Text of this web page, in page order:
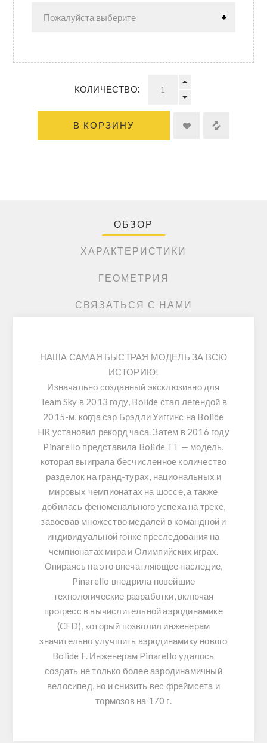
КОЛИЧЕСТВО:
В КОРЗИНУ
ОБЗОР
ХАРАКТЕРИСТИКИ
ГЕОМЕТРИЯ
СВЯЗАТЬСЯ С НАМИ
НАША САМАЯ БЫСТРАЯ МОДЕЛЬ ЗА ВСЮ
ИСТОРИЮ!
Изначально созданный эксклюзивно для
Team Sky в 2013 году, Bolide стал легендой в
2015-м, когда сэр Брэдли Уиггинс на Bolide
HR установил рекорд часа. Затем в 2016 году
Pinarello представила Bolide TT — модель,
которая выиграла бесчисленное количество
разделок на гранд-турах, национальных и
мировых чемпионатах на шоссе, а также
добилась феноменального успеха на треке,
завоевав множество медалей в командной и
индивидуальной гонке преследования на
чемпионатах мира и Олимпийских играх.
Опираясь на это впечатляющее наследие,
Pinarello внедрила новейшие
технологические разработки, включая
прогресс в вычислительной аэродинамике
(CFD), который позволил инженерам
значительно улучшить аэродинамику нового
Bolide F. Инженерам Pinarello удалось
создать не только более аэродинамичный
велосипед, но и снизить вес фреймсета и
тормозов на 170 г.